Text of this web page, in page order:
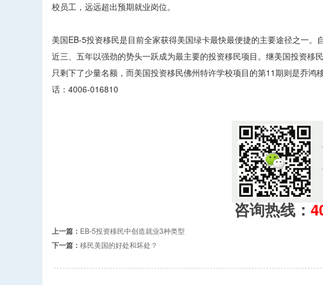
校员工，远远超出预期就业岗位。
美国EB-5投资移民是目前全家获得美国绿卡最快最便捷的主要途径之一
近三、五年以强劲的势头一跃成为最主要的投资移民项目。继美国投资
只剩下了少量名额，而美国投资移民佛州特许学校项目的第11期则是乔
话：4006-016810
咨询热线：
上一篇： EB-5投资移民中创造就业3种类型
下一篇： 移民美国的好处和坏处？